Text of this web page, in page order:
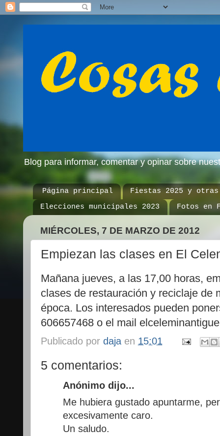
Blog para informar, comentar y opinar sobre
Página principal
Fiestas 2025 y otras
Elecciones municipales 2023
Fotos en
MIÉRCOLES, 7 DE MARZO DE 2012
Empiezan las clases en El
Mañana jueves, a las 17,00 horas,
clases de restauración y reciclaje de
época. Los interesados pueden
606657468 o el mail
Publicado por daja en 15:01
5 comentarios:
Anónimo dijo...
Me hubiera gustado apuntarme,
excesivamente caro.
Un saludo.